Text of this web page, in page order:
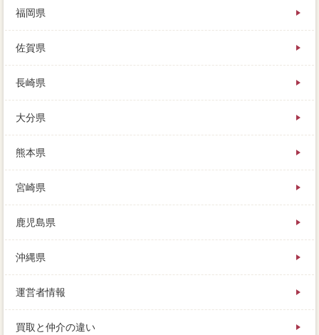
福岡県
佐賀県
長崎県
大分県
熊本県
宮崎県
鹿児島県
沖縄県
運営者情報
買取と仲介の違い